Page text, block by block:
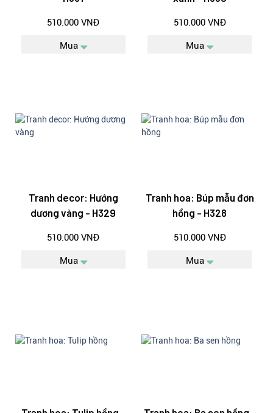
510.000 VNĐ
Mua
510.000 VNĐ
Mua
Tranh decor: Hướng
dương vàng - H329
510.000 VNĐ
Mua
Tranh hoa: Búp mẫu đơn
hồng - H328
510.000 VNĐ
Mua